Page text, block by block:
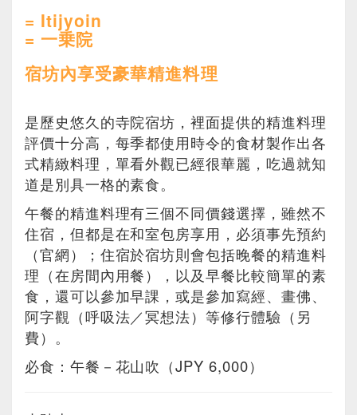
= Itijyoin
= 一乗院
宿坊內享受豪華精進料理
是歷史悠久的寺院宿坊，裡面提供的精進料理
評價十分高，每季都使用時令的食材製作出各
式精緻料理，單看外觀已經很華麗，吃過就知
道是別具一格的素食。
午餐的精進料理有三個不同價錢選擇，雖然不
住宿，但都是在和室包房享用，必須事先預約
（官網）；住宿於宿坊則會包括晚餐的精進料
理（在房間內用餐），以及早餐比較簡單的素
食，還可以參加早課，或是參加寫經、畫佛、
阿字觀（呼吸法／冥想法）等修行體驗（另
費）。
必食：午餐－花山吹（JPY 6,000）